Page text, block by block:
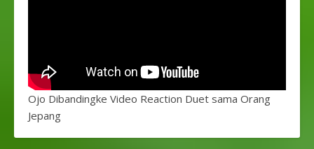
Ojo Dibandingke Video Reaction Duet sama Orang
Jepang